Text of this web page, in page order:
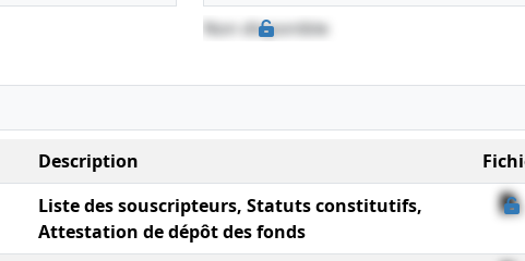
Non disponible
Description
Liste des souscripteurs, Statuts constitutifs,
Attestation de dépôt des fonds